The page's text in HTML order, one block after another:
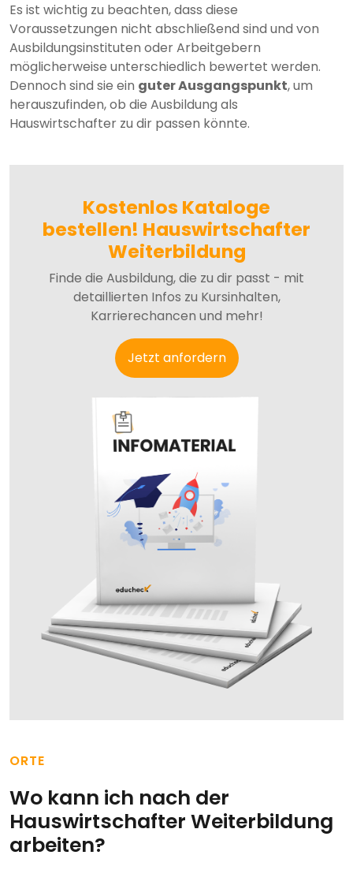
Es ist wichtig zu beachten, dass diese
Voraussetzungen nicht abschließend sind und von
Ausbildungsinstituten oder Arbeitgebern
möglicherweise unterschiedlich bewertet werden.
Dennoch sind sie ein guter Ausgangspunkt, um
herauszufinden, ob die Ausbildung als
Hauswirtschafter zu dir passen könnte.
Kostenlos Kataloge
bestellen! Hauswirtschafter
Weiterbildung
Finde die Ausbildung, die zu dir passt - mit
detaillierten Infos zu Kursinhalten,
Karrierechancen und mehr!
Jetzt anfordern
ORTE
Wo kann ich nach der
Hauswirtschafter Weiterbildung
arbeiten?